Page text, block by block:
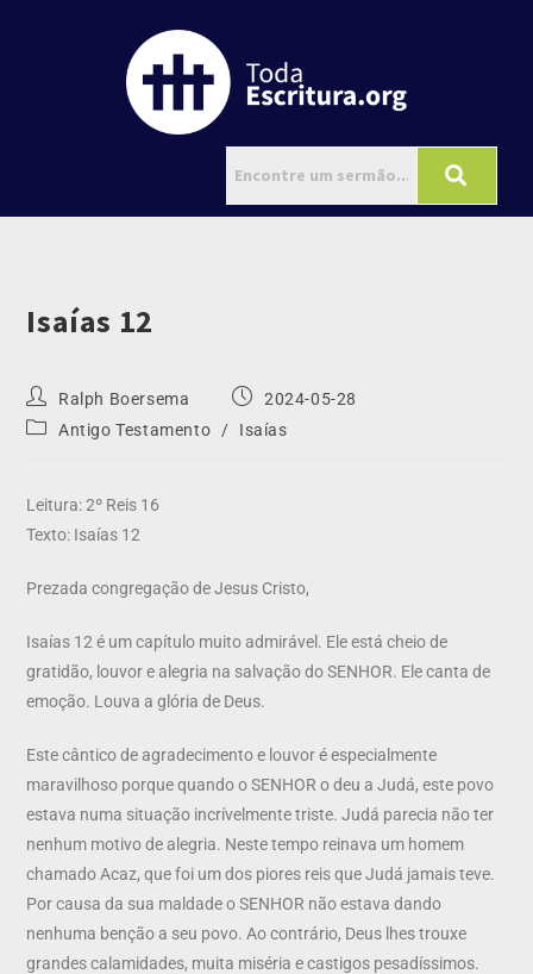
Isaías 12
Ralph Boersema
2024-05-28
Antigo Testamento
/ Isaías
Leitura: 2º Reis 16
Texto: Isaías 12
Prezada congregação de Jesus Cristo,
Isaías 12 é um capítulo muito admirável. Ele está cheio de
gratidão, louvor e alegria na salvação do SENHOR. Ele canta de
emoção. Louva a glória de Deus.
Este cântico de agradecimento e louvor é especialmente
maravilhoso porque quando o SENHOR o deu a Judá, este povo
estava numa situação incrívelmente triste. Judá parecia não ter
nenhum motivo de alegria. Neste tempo reinava um homem
chamado Acaz, que foi um dos piores reis que Judá jamais teve.
Por causa da sua maldade o SENHOR não estava dando
nenhuma benção a seu povo. Ao contrário, Deus lhes trouxe
grandes calamidades, muita miséria e castigos pesadíssimos.